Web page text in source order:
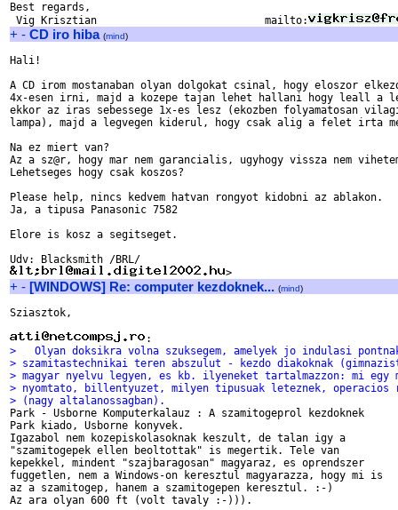
Best regards,
Vig Krisztian                           mailto:
+ - CD iro hiba (mind)
Hali!
A CD irom mostanaban olyan dolgokat csinal, hogy eloszor
4x-esen irni, majd a kozepe tajan lehet hallani hogy leall a
ekkor az iras sebessege 1x-es lesz (ekozben folyamatosan
lampa), majd a legvegen kiderul, hogy csak alig a felet irta
Na ez miert van?
Az a sz@r, hogy mar nem garancialis, ugyhogy vissza nem
Lehetseges hogy csak koszos?
Please help, nincs kedvem hatvan rongyot kidobni az ablakon.
Ja, a tipusa Panasonic 7582
Elore is kosz a segitseget.
+ - [WINDOWS] Re: computer kezdoknek... (mind)
Sziasztok,
>   Olyan doksikra volna szuksegem, amelyek jo indulasi
> szamitastechnikai teren abszulut - kezdo diakoknak
> magyar nyelvu legyen, es kb. ilyeneket tartalmazzon: mi egy
> nyomtato, billentyuzet, milyen tipusuak leteznek, operacios
> (nagy altalanossagban).
Park - Usborne Komputerkalauz : A szamitogeprol kezdoknek
Park kiado, Usborne konyvek.
Igazabol nem kozepiskolasoknak keszult, de talan igy a
"szamitogepek ellen beoltottak" is megertik. Tele van
kepekkel, mindent "szajbaragosan" magyaraz, es oprendszer
fuggetlen, nem a Windows-on keresztul magyarazza, hogy mi is
az a szamitogep, hanem a szamitogepen keresztul. :-)
Az ara olyan 600 ft (volt tavaly :-))).